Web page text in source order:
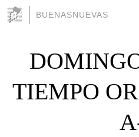
BUENASNUEVAS
TIEMPO